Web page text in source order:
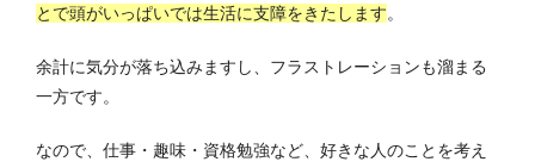
とで頭がいっぱいでは生活に支障をきたします。
余計に気分が落ち込みますし、フラストレーションも溜まる
一方です。
なので、仕事・趣味・資格勉強など、好きな人のことを考え